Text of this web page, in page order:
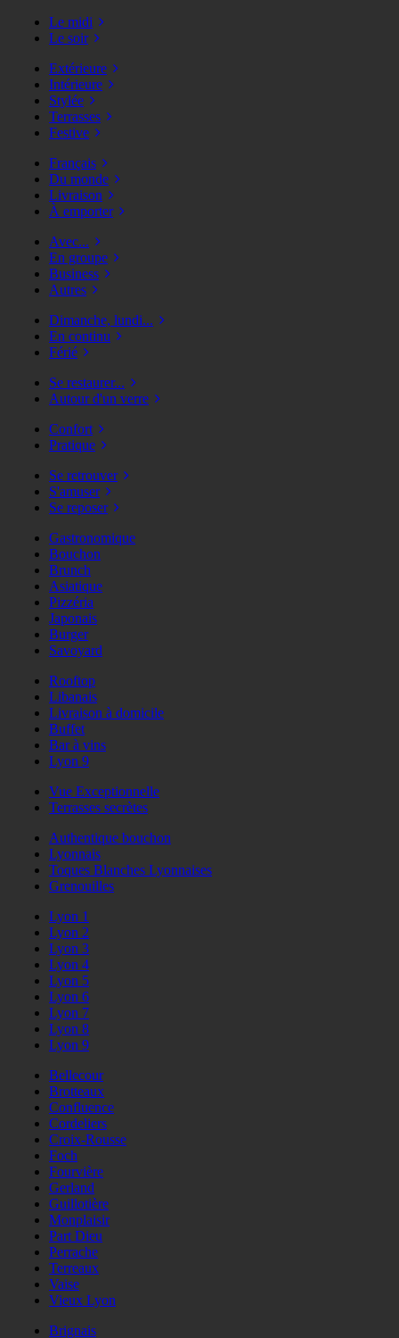
Le midi
Le soir
Extérieure
Intérieure
Stylée
Terrasses
Festive
Français
Du monde
Livraison
À emporter
Avec...
En groupe
Business
Autres
Dimanche, lundi...
En continu
Férié
Se restaurer...
Autour d'un verre
Confort
Pratique
Se retrouver
S'amuser
Se reposer
Gastronomique
Bouchon
Brunch
Asiatique
Pizzéria
Japonais
Burger
Savoyard
Rooftop
Libanais
Livraison à domicile
Buffet
Bar à vins
Lyon 9
Vue Exceptionnelle
Terrasses secrètes
Authentique bouchon
Lyonnais
Toques Blanches Lyonnaises
Grenouilles
Lyon 1
Lyon 2
Lyon 3
Lyon 4
Lyon 5
Lyon 6
Lyon 7
Lyon 8
Lyon 9
Bellecour
Brotteaux
Confluence
Cordeliers
Croix-Rousse
Foch
Fourvière
Gerland
Guillotière
Monplaisir
Part Dieu
Perrache
Terreaux
Vaise
Vieux Lyon
Brignais